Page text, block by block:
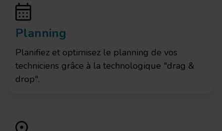
Planning
Planifiez et optimisez le planning de vos
techniciens grâce à la technologique "drag &
drop".